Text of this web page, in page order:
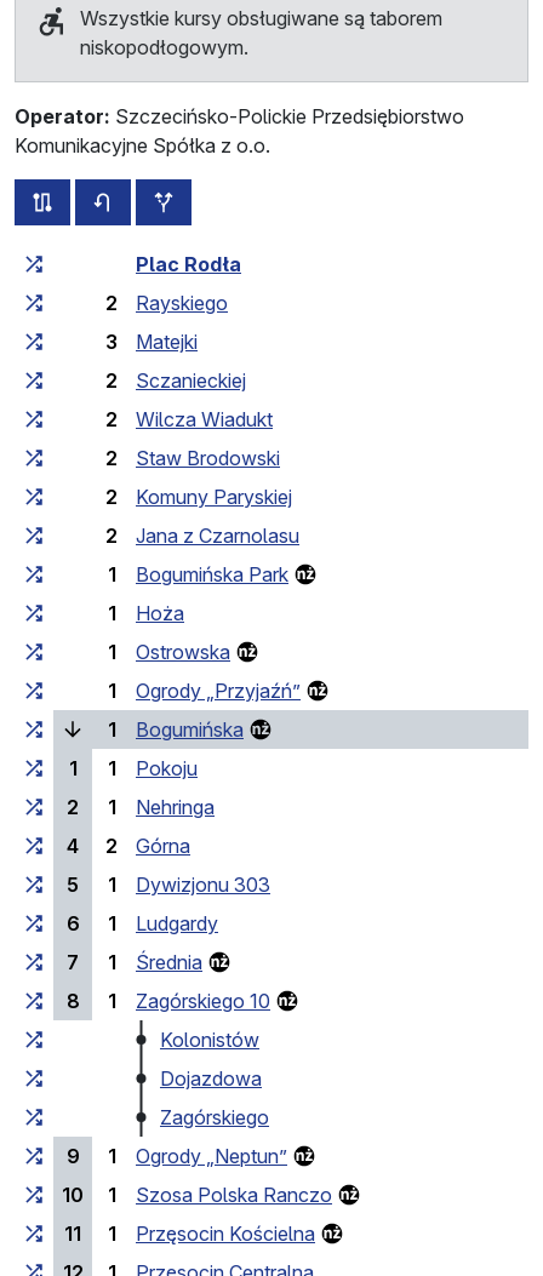
Wszystkie kursy obsługiwane są taborem
niskopodłogowym.
Operator: Szczecińsko-Polickie Przedsiębiorstwo
Komunikacyjne Spółka z o.o.
wszystkie trasy tej linii
rozkład jazdy dla przeciwnego kierunku
Czas przejazdu narastająco
Plac Rodła
2
Rayskiego
3
Matejki
2
Sczanieckiej
2
Wilcza Wiadukt
2
Staw Brodowski
2
Komuny Paryskiej
2
Jana z Czarnolasu
1
Bogumińska Park
1
Hoża
1
Ostrowska
1
Ogrody „Przyjaźń”
1
Bogumińska
1
1
Pokoju
2
1
Nehringa
4
2
Górna
5
1
Dywizjonu 303
6
1
Ludgardy
7
1
Średnia
8
1
Zagórskiego 10
Kolonistów
Dojazdowa
Zagórskiego
9
1
Ogrody „Neptun”
10
1
Szosa Polska Ranczo
11
1
Przęsocin Kościelna